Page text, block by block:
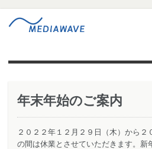
年末年始のご案内
２０２２年１２月２９日（木）から
の間は休業とさせていただきます。新